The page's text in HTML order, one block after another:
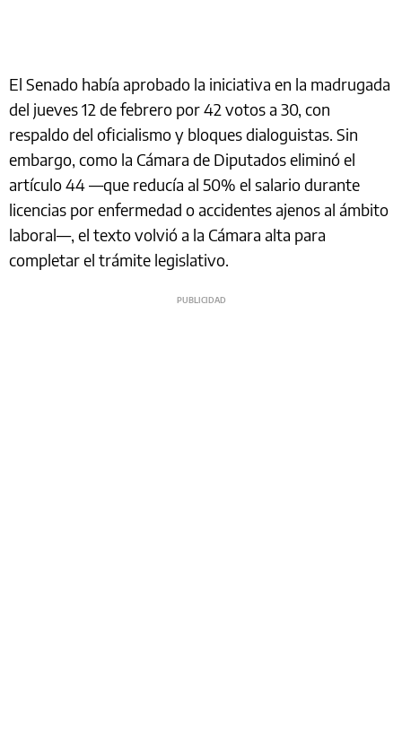
El Senado había aprobado la iniciativa en la madrugada
del jueves 12 de febrero por 42 votos a 30, con
respaldo del oficialismo y bloques dialoguistas. Sin
embargo, como la Cámara de Diputados eliminó el
artículo 44 —que reducía al 50% el salario durante
licencias por enfermedad o accidentes ajenos al ámbito
laboral—, el texto volvió a la Cámara alta para
completar el trámite legislativo.